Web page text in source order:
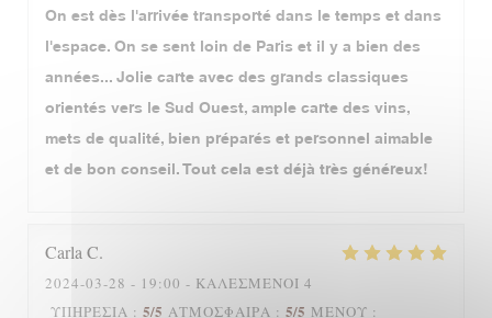
On est dès l'arrivée transporté dans le temps et dans
l'espace. On se sent loin de Paris et il y a bien des
années... Jolie carte avec des grands classiques
orientés vers le Sud Ouest, ample carte des vins,
mets de qualité, bien préparés et personnel aimable
et de bon conseil. Tout cela est déjà très généreux!
CarlaC
2024-03-28 - 19:00 - ΚΑΛΕΣΜΈΝΟΙ 4
ΥΠΗΡΕΣΊΑ : 5/5 ΑΤΜΌΣΦΑΙΡΑ : 5/5 ΜΕΝΟΎ :